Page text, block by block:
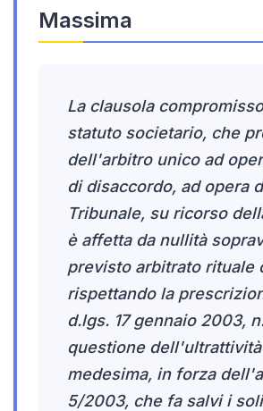
Massima
La clausola
statuto societario, che
dell'arbitro unico ad
di disaccordo, ad opera
Tribunale, su ricorso
è affetta da nullità
previsto arbitrato rituale
rispettando la
d.lgs. 17 gennaio 2003,
questione
medesima, in forza
5/2003, che fa salvi i